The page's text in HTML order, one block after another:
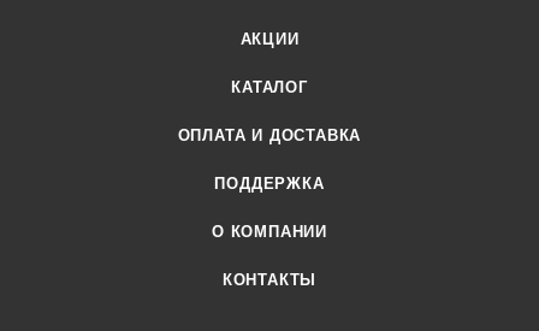
АКЦИИ
КАТАЛОГ
ОПЛАТА И ДОСТАВКА
ПОДДЕРЖКА
О КОМПАНИИ
КОНТАКТЫ